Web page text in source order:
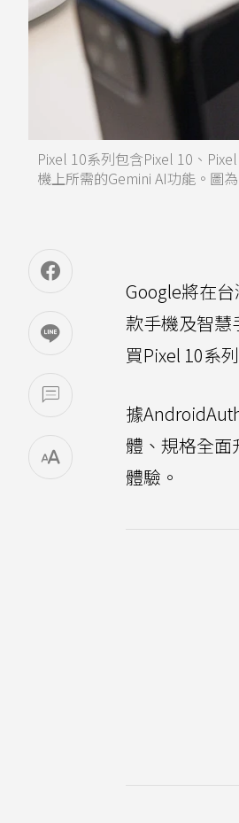
Pixel 10系列包含Pixel 10、
機上所需的Gemini AI功能。圖
Google將在
款手機及智慧
買Pixel 10系
據
體、規格全面
體驗。